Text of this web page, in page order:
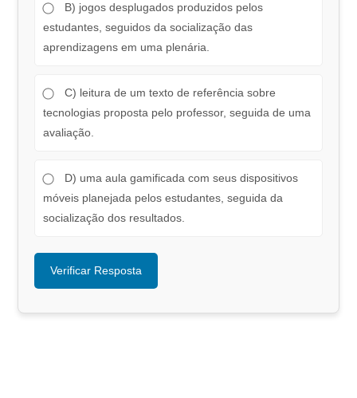
B) jogos desplugados produzidos pelos
estudantes, seguidos da socialização das
aprendizagens em uma plenária.
C) leitura de um texto de referência sobre
tecnologias proposta pelo professor, seguida de uma
avaliação.
D) uma aula gamificada com seus dispositivos
móveis planejada pelos estudantes, seguida da
socialização dos resultados.
Verificar Resposta